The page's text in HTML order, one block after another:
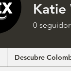
Katie
0
Descubre